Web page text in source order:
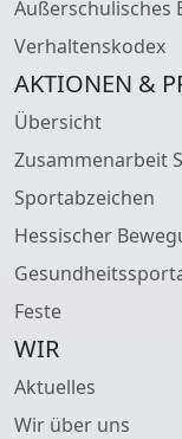
Außerschulisches
Verhaltenskodex
AKTIONEN &
Übersicht
Zusammenarbeit
Sportabzeichen
Hessischer
Feste
WIR
Aktuelles
Wir über uns